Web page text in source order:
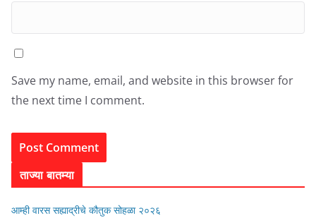
Save my name, email, and website in this browser for
the next time I comment.
ताज्या बातम्या
आम्ही वारस सह्याद्रीचे कौतुक सोहळा २०२६